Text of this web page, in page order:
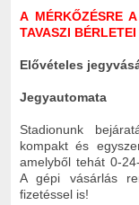
A MÉRKŐZÉSRE
TAVASZI
Elővételes
Jegyautomata
Stadionunk
kompakt és
amelyből tehát 0-
A gépi vásárlás
fizetéssel is!